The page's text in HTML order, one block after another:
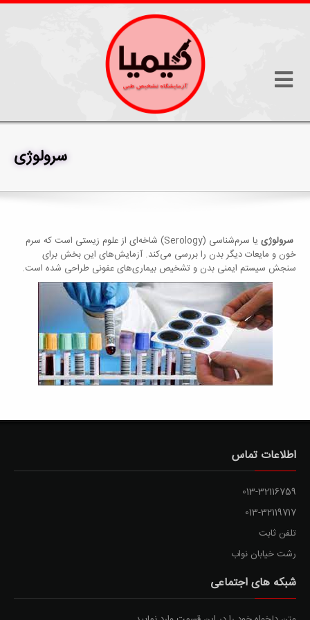
سرولوژی
سرولوژی
یا سرم‌شناسی (Serology) شاخه‌ای از علوم زیستی است که سرم
خون و مایعات دیگر بدن را بررسی می‌کند. آزمایش‌های این بخش برای
سنجش سیستم ایمنی بدن و تشخیص بیماری‌های عفونی طراحی شده است.
اطلاعات تماس
013-32116759
013-32119717
تلفن ثابت
رشت خیابان نواب
شبکه های اجتماعی